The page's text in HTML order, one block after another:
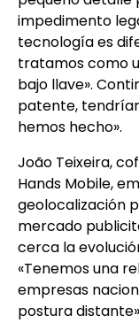
impedimento
tecnología es
tratamos como
bajo llave».
patente,
hemos hecho».
João Teixeira,
Hands Mobile,
geolocalización
mercado
cerca la
«Tenemos una
empresas
postura